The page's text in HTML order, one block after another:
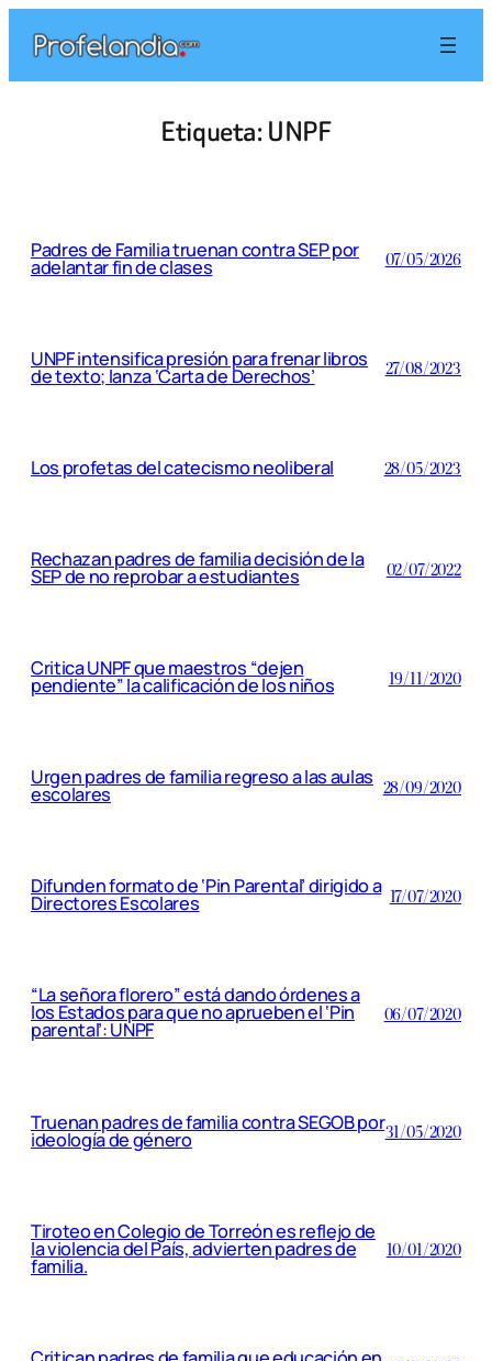
contenido
Etiqueta:UNPF
Padres de Familia truenan contra SEP por
adelantar fin de clases 07/05/2026
UNPF intensifica presión para frenar libros
de texto; lanza ‘Carta de Derechos’ 27/08/2023
Los profetas del catecismo neoliberal 28/05/2023
Rechazan padres de familia decisión de la
SEP de no reprobar a estudiantes 02/07/2022
Critica UNPF que maestros “dejen
pendiente” la calificación de los niños 19/11/2020
Urgen padres de familia regreso a las aulas
escolares 28/09/2020
Difunden formato de ‘Pin Parental’ dirigido a
Directores Escolares 17/07/2020
“La señora florero” está dando órdenes a
los Estados para que no aprueben el ‘Pin
parental’: UNPF
06/07/2020
Truenan padres de familia contra SEGOB por
ideología de género 31/05/2020
Tiroteo en Colegio de Torreón es reflejo de
la violencia del País, advierten padres de
familia.
10/01/2020